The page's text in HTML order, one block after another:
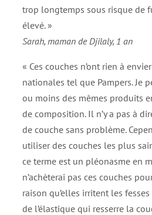
trop longtemps sous risque de
élevé. »
Sarah, maman de Djilaly, 1 an
« Ces couches n’ont rien à
nationales tel que Pampers. Je
ou moins des mêmes produits
de composition. Il n’y a pas à
de couche sans problème.
utiliser des couches les plus
ce terme est un pléonasme en
n’achèterai pas ces couches
raison qu’elles irritent les
de l’élastique qui resserre la